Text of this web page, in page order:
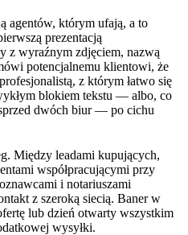
agentów, którym ufają, a to
prezentacją
z wyraźnym zdjęciem, nazwą
potencjalnemu klientowi, że
z którym łatwo się
blokiem tekstu — albo, co
dwóch biur — po cichu
Między leadami kupujących,
współpracującymi przy
i notariuszami
z szeroką siecią. Baner w
lub dzień otwarty wszystkim
wysyłki.